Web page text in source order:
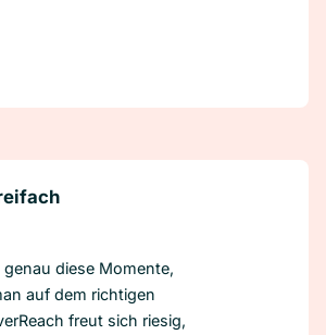
diese Momente,
auf dem richtigen
freut sich riesig,